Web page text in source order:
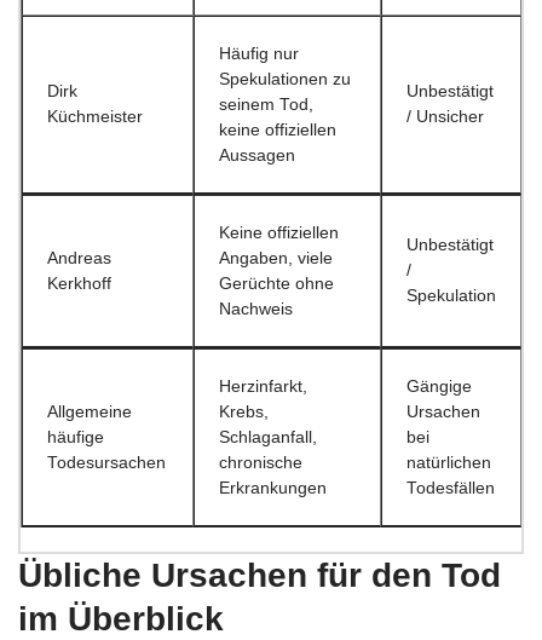
Dirk
Küchmeister
Häufig nur
Spekulationen zu
seinem Tod,
keine offiziellen
Aussagen
Unbestätigt
/ Unsicher
Andreas
Kerkhoff
Keine offiziellen
Angaben, viele
Gerüchte ohne
Nachweis
Unbestätigt
/
Spekulation
Allgemeine
häufige
Todesursachen
Herzinfarkt,
Krebs,
Schlaganfall,
chronische
Erkrankungen
Gängige
Ursachen
bei
natürlichen
Todesfällen
Übliche Ursachen für den Tod
im Überblick